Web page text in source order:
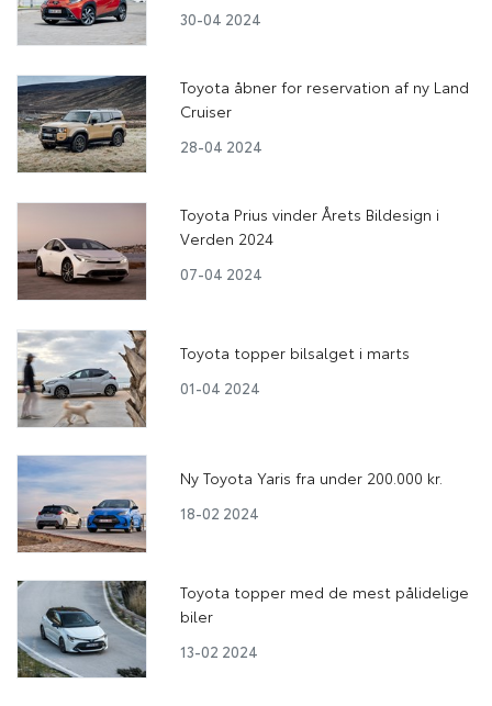
30-04 2024
Toyota åbner for reservation af ny Land
Cruiser
28-04 2024
Toyota Prius vinder Årets Bildesign i
Verden 2024
07-04 2024
Toyota topper bilsalget i marts
01-04 2024
Ny Toyota Yaris fra under 200.000 kr.
18-02 2024
Toyota topper med de mest pålidelige
biler
13-02 2024